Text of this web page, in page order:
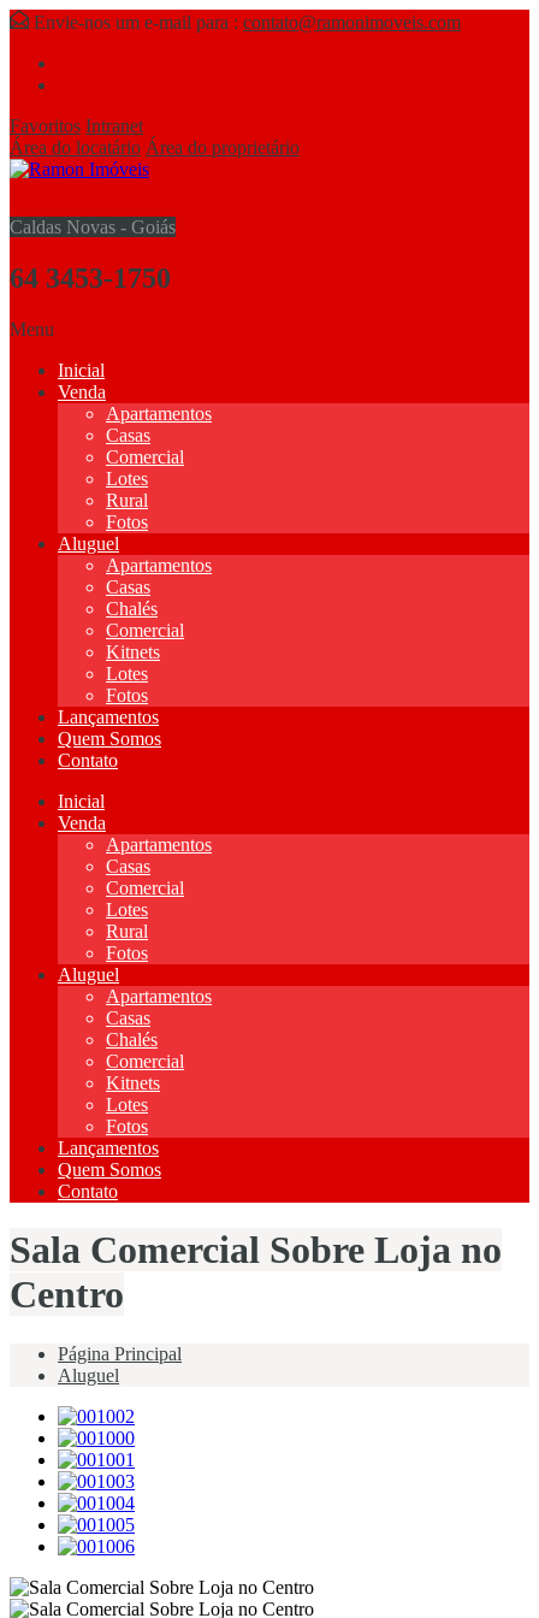
Envie-nos um e-mail para : contato@ramonimoveis.com
Favoritos Intranet
Área do locatário Área do proprietário
Caldas Novas - Goiás
64 3453-1750
Menu
Inicial
Venda
Apartamentos
Casas
Comercial
Lotes
Rural
Fotos
Aluguel
Apartamentos
Casas
Chalés
Comercial
Kitnets
Lotes
Fotos
Lançamentos
Quem Somos
Contato
Inicial
Venda
Apartamentos
Casas
Comercial
Lotes
Rural
Fotos
Aluguel
Apartamentos
Casas
Chalés
Comercial
Kitnets
Lotes
Fotos
Lançamentos
Quem Somos
Contato
Sala Comercial Sobre Loja no
Centro
Página Principal
Aluguel